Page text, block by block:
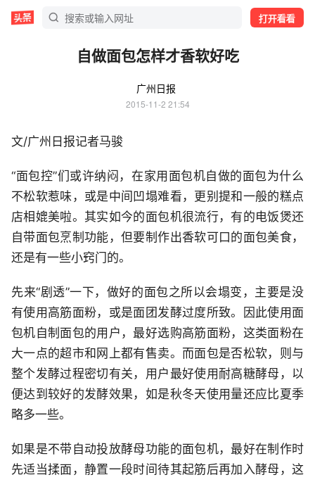
打开看看
自做面包怎样才香软好吃
广州日报
2015-11-2 21:54
文/广州日报记者马骏
“面包控”们或许纳闷，在家用面包机自做的面包为什么
不松软惹味，或是中间凹塌难看，更别提和一般的糕点
店相媲美啦。其实如今的面包机很流行，有的电饭煲还
自带面包烹制功能，但要制作出香软可口的面包美食，
还是有一些小窍门的。
先来“剧透”一下，做好的面包之所以会塌变，主要是没
有使用高筋面粉，或是面团发酵过度所致。因此使用面
包机自制面包的用户，最好选购高筋面粉，这类面粉在
大一点的超市和网上都有售卖。而面包是否松软，则与
整个发酵过程密切有关，用户最好使用耐高糖酵母，以
便达到较好的发酵效果，如是秋冬天使用量还应比夏季
略多一些。
如果是不带自动投放酵母功能的面包机，最好在制作时
先适当揉面，静置一段时间待其起筋后再加入酵母，这